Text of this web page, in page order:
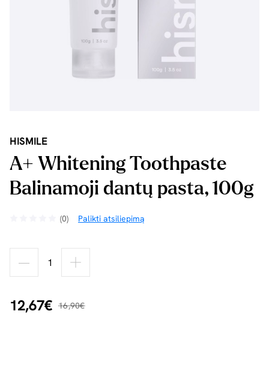
HISMILE
A+ Whitening Toothpaste
Balinamoji dantų pasta, 100g
(0) Palikti atsiliepimą
12,67€ 16,90€